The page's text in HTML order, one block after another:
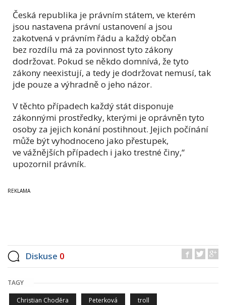
Česká republika je právním státem, ve kterém
jsou nastavena právní ustanovení a jsou
zakotvená v právním řádu a každý občan
bez rozdílu má za povinnost tyto zákony
dodržovat. Pokud se někdo domnívá, že tyto
zákony neexistují, a tedy je dodržovat nemusí, tak
jde pouze a výhradně o jeho názor.
V těchto případech každý stát disponuje
zákonnými prostředky, kterými je oprávněn tyto
osoby za jejich konání postihnout. Jejich počínání
může být vyhodnoceno jako přestupek,
ve vážnějších případech i jako trestné činy,“
upozornil právník.
Diskuse 0
TAGY
Christian Choděra Peterková troll